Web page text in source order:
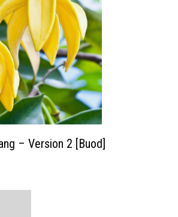
– Version 2 [Buod]